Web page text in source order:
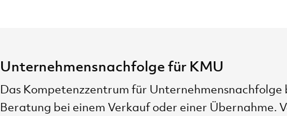
Unternehmensnachfolge für KMU
Das Kompetenzzentrum für Unternehmensnachfolge
Beratung bei einem Verkauf oder einer Übernahme.